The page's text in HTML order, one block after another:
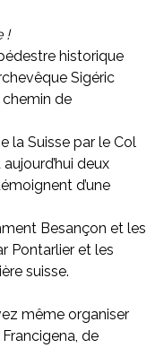
!
historique
Sigéric
chemin de
la Suisse par le Col
deux
d’une
Besançon et les
Pontarlier et les
suisse.
même organiser
de